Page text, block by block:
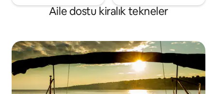
Aile dostu kiralık tekneler